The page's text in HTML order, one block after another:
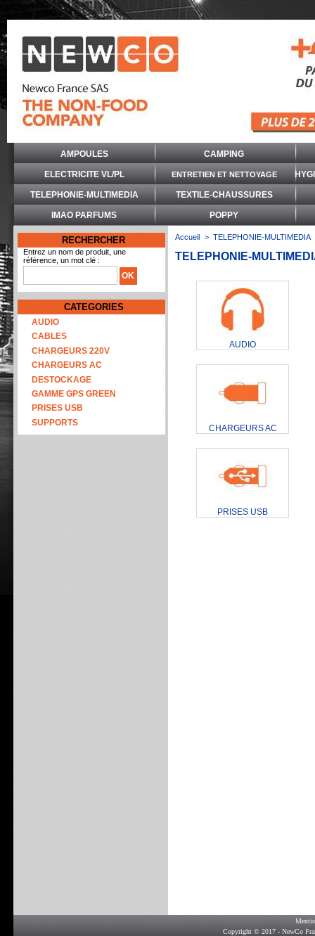
AMPOULES CAMPING
ELECTRICITE VL/PL ENTRETIEN ET NETTOYAGE
TELEPHONIE-MULTIMEDIA TEXTILE-CHAUSSURES
IMAO PARFUMS POPPY
RECHERCHER
Entrez un nom de produit, une
référence, un mot clé :
CATEGORIES
AUDIO
CABLES
CHARGEURS 220V
CHARGEURS AC
DESTOCKAGE
GAMME GPS GREEN
PRISES USB
SUPPORTS
Accueil > TELEPHONIE-MULTIMEDIA
TELEPHONIE-
AUDIO
CHARGEURS AC
PRISES USB
Copyright © 2017 - NewCo